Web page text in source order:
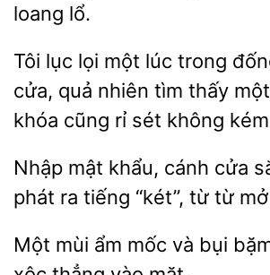
lổ.
Tôi lục lọi
lúc trong
quả
tìm thấy
khóa cũng rỉ sét không
Nhập mật khẩu,
cửa
phát ra tiếng “két”, từ từ
Một mùi mốc và